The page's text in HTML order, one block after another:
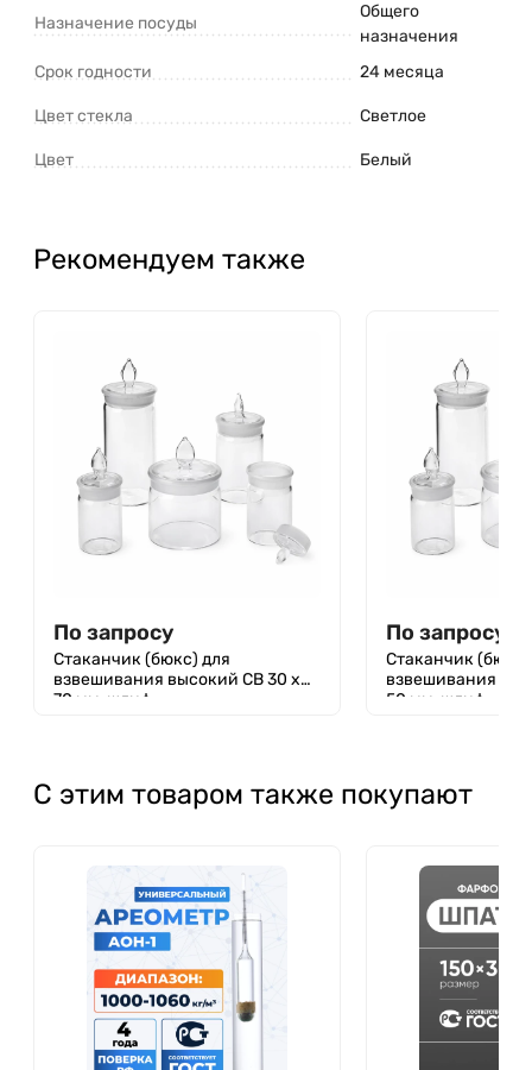
Назначение посуды
Общего
назначения
Срок годности
24 месяца
Цвет стекла Светлое
Цвет Белый
Рекомендуем также
По запросу
Стаканчик (бюкс) для
взвешивания высокий СВ 30 х
70 мм, шлиф
По запросу
Стаканчик
взвешивания
50 мм, шлиф
С этим товаром также покупают